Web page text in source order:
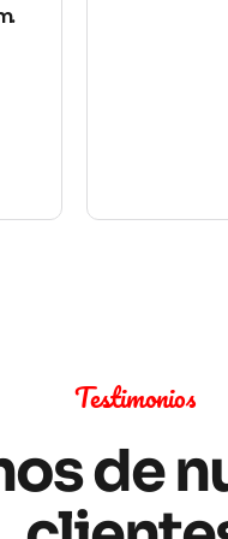
Testimonios
de